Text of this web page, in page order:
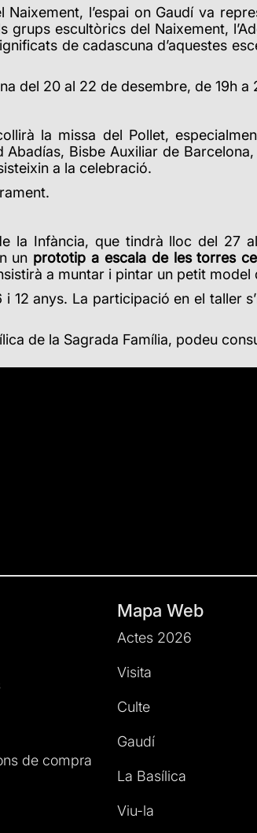
Naixement, l’espai on Gaudí va
escultòrics del Naixement,
de cadascuna d’aquestes
del 20 al 22 de desembre, de 19h a
la missa del Pollet,
Bisbe Auxiliar de
a la celebració.
la Infància, que tindrà lloc del 27
un prototip a escala de les torres
a muntar i pintar un petit
anys. La participació en el taller
de la Sagrada Família, podeu
de compra
Mapa Web
Actes 2026
Visita
Culte
Gaudí
La Basílica
Viu-la